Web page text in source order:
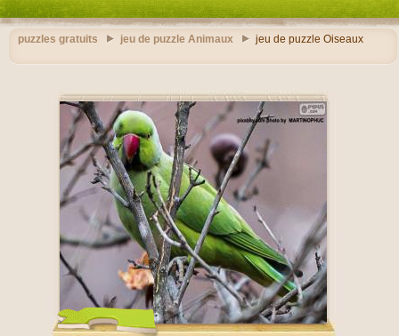
puzzles gratuits jeu de puzzle Animaux jeu de puzzle Oiseaux